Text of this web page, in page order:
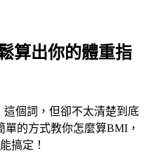
算出你的體重指
個詞，但卻不太清楚到底
的方式教你怎麼算BMI，
搞定！